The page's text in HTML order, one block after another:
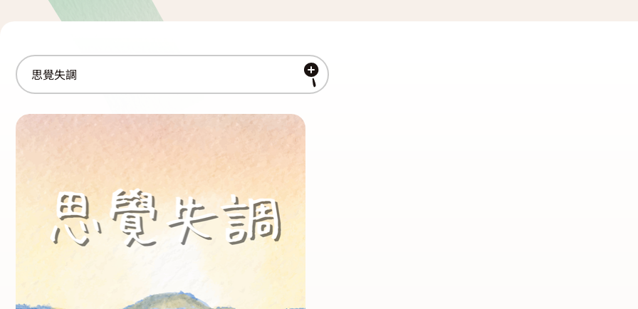
照顧者影片
照顧者自我關懷貼士
照顧者故事分享
「歇一歇」照顧者資源中心
自我檢測
社區資源
聯絡我們